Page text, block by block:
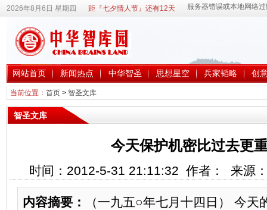
2026年8月6日 星期四 距『七夕情人节』还有12天
网站首页 新闻热点 中华智圣 思想星空 兵家韬略 创
当前位置： 首页> 智圣文库
智圣文库
今天保护机密比过去更
时间：2012-5-31 21:11:32 作者： 来源
内容摘要：
（一九五○年七月十四日） 今